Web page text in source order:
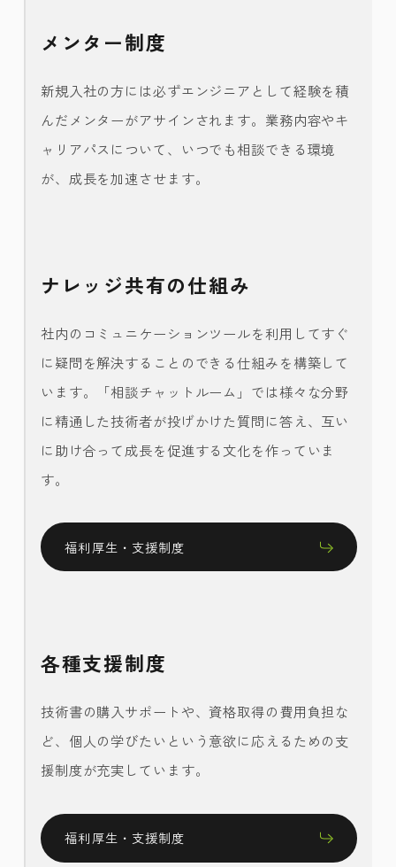
メンター制度
新規入社の方には必ずエンジニアとして経験を積
んだメンターがアサインされます。業務内容やキ
ャリアパスについて、いつでも相談できる環境
が、成長を加速させます。
ナレッジ共有の仕組み
社内のコミュニケーションツールを利用してすぐ
に疑問を解決することのできる仕組みを構築して
います。「相談チャットルーム」では様々な分野
に精通した技術者が投げかけた質問に答え、互い
に助け合って成長を促進する文化を作っていま
す。
福利厚生・支援制度
各種支援制度
技術書の購入サポートや、資格取得の費用負担な
ど、個人の学びたいという意欲に応えるための支
援制度が充実しています。
福利厚生・支援制度